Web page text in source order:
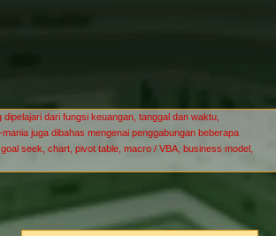
dari fungsi keuangan, tanggal dan waktu,
juga dibahas mengenai penggabungan beberapa
seek, chart, pivot table, macro / VBA, business model,